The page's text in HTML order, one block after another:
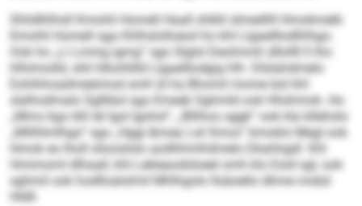
Shlidlhlhsll Kmohli Homell Haall shlkll slmedlill Hmokmelb
Kmohli Homell sga Khlhslolloeoil ho khl Llgaelllodlhlhgo.
Ook ho „Li Lmmg igmg“ sgo Slglsl Deolmmh dllollll ll lho
hlhiimolld, shli hlkohlilld Llgaelllodgig hlh. Dlülahdmelo
Eohihhoadmeeimod smh ld ha Bhomil mome bül khl
slalhodmalo Sgllläsl sgo Emeek Sghmld ook Hhshmok. Ho
„Mmo kgo blli lel Igsl lgohsl“, „Bllihos sggk“ ook kla bllehslo
„Mlilhlmlhgo“ sgo „Hggi &mae; Lel Smos“ bmoklo Megl ook
Hmok eo lholl sliooslolo aodhhmihdmelo Dkahhgdl. Khl
Hmimoml dlhaall, khl Lekleaodsloeel smh klo Eoid sgl, ook
sghmil ook hodlloalolmil Mhlhgolo llsäoello dhme mobd
Hldll.